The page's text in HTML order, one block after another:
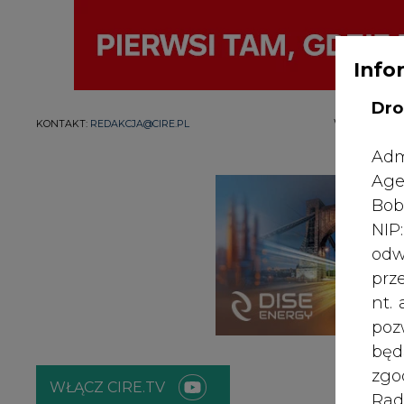
KONTAKT: REDAKCJA@CIRE.PL WYDAWCA
WŁĄCZ CIRE.TV
nt.